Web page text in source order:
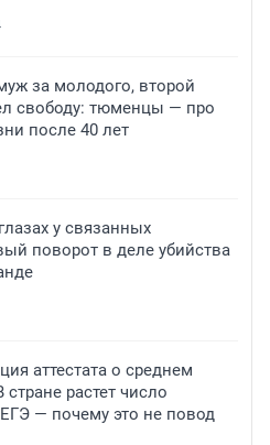
за молодого, второй
свободу: тюменцы — про
после 40 лет
у связанных
поворот в деле убийства
аттестата о среднем
растет число
— почему это не повод